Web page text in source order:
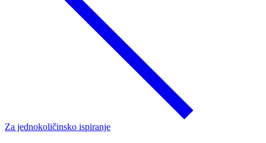
Za jednokoličinsko ispiranje